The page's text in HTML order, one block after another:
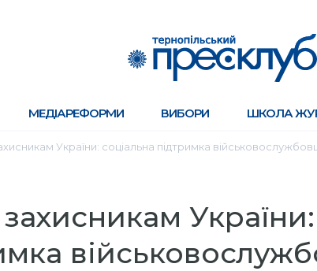
МЕДІАРЕФОРМИ ВИБОРИ ШКОЛА
України: соціальна підтримка
України: